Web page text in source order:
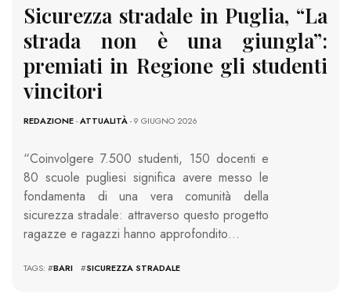
Sicurezza stradale in Puglia, “La
strada non è una giungla”:
premiati in Regione gli studenti
vincitori
REDAZIONE-ATTUALITÀ- 9 GIUGNO 2026
“Coinvolgere 7.500 studenti, 150 docenti e
80 scuole pugliesi significa avere messo le
fondamenta di una vera comunità della
sicurezza stradale: attraverso questo progetto
ragazze e ragazzi hanno approfondito…
TAGS: #BARI #SICUREZZA STRADALE